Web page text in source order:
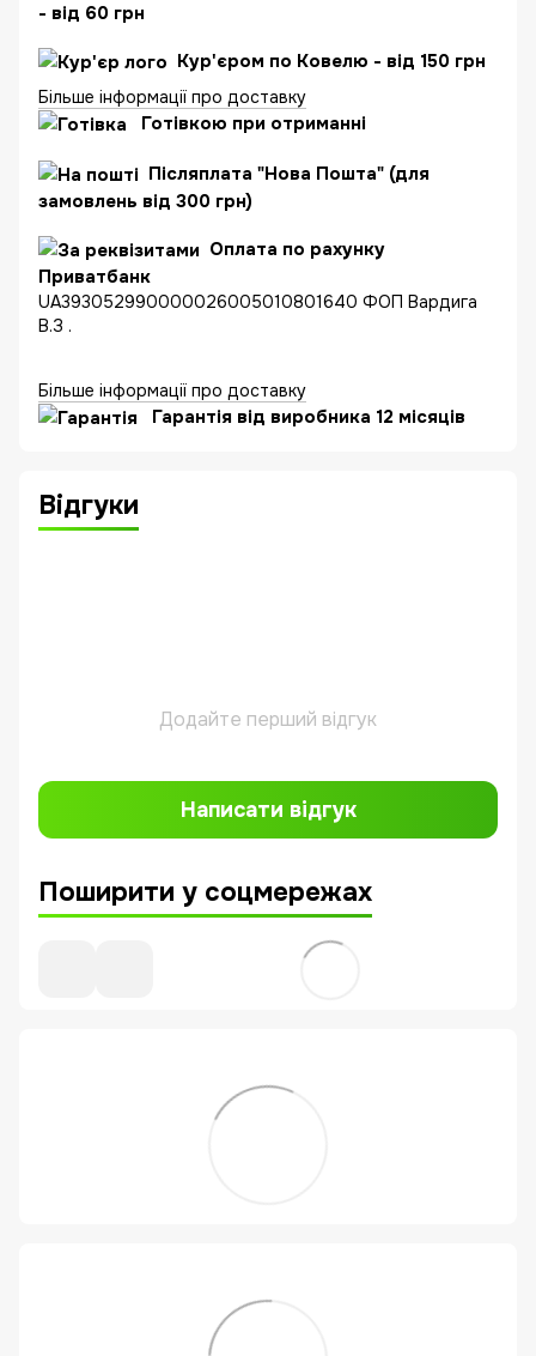
- від 60 грн
Кур'єром по Ковелю - від 150 грн
Більше інформації про доставку
Готівкою при отриманні
Післяплата "Нова Пошта" (для
замовлень від 300 грн)
Оплата по рахунку
Приватбанк
UA393052990000026005010801640 ФОП Вардига
В.З .
Більше інформації про доставку
Гарантія від виробника 12 місяців
Відгуки
Додайте перший відгук
Написати відгук
Поширити у соцмережах